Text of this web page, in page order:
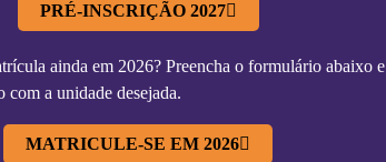
PRÉ-INSCRIÇÃO 2027
ainda em 2026? Preencha o formulário abaixo e
com a unidade desejada.
MATRICULE-SE EM 2026